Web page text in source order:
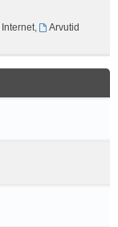
Internet,
Arvutid